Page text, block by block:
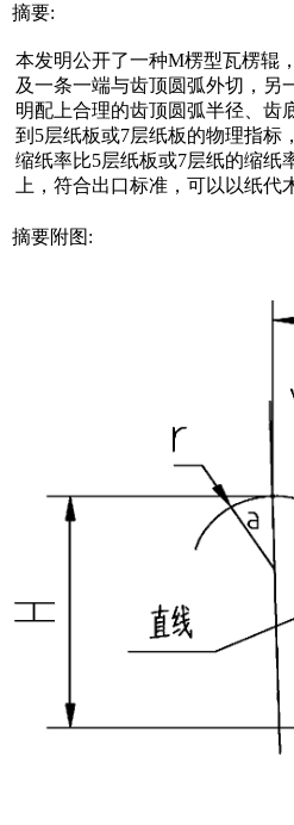
摘要:
本发明公开了一种M楞型瓦楞辊
及一条一端与齿顶圆弧外切，另
明配上合理的齿顶圆弧半径、齿
到5层纸板或7层纸板的物理指标
缩纸率比5层纸板或7层纸的缩纸
上，符合出口标准，可以以纸代
摘要附图: